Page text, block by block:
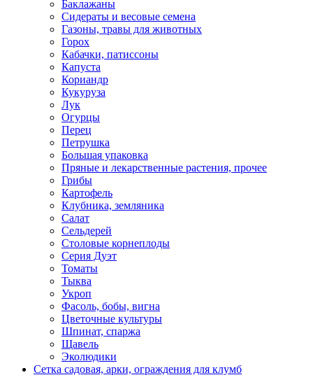
Баклажаны
Сидераты и весовые семена
Газоны, травы для животных
Горох
Кабачки, патиссоны
Капуста
Кориандр
Кукуруза
Лук
Огурцы
Перец
Петрушка
Большая упаковка
Пряные и лекарственные растения, прочее
Грибы
Картофель
Клубника, земляника
Салат
Сельдерей
Столовые корнеплоды
Серия Дуэт
Томаты
Тыква
Укроп
Фасоль, бобы, вигна
Цветочные культуры
Шпинат, спаржа
Щавель
Эколюдики
Сетка садовая, арки, ограждения для клумб